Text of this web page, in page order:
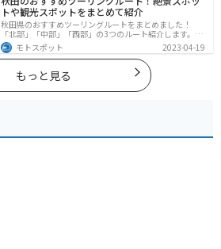
トや観光スポットをまとめて紹介
秋田県のおすすめツーリングルートをまとめました！
「北部」「中部」「西部」の3つのルート紹介します。自
然豊かな山々や湖、温泉地が点在し、四季折々の景色を
楽しめるスポットが多数あります。バイクで秋田県にツ
ーリングに行く際は参考にしてください。
モトスポット 2023-04-19
もっと見る